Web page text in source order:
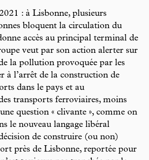
: à Lisbonne, plusieurs
bloquent la circulation du
accès au principal terminal de
veut par son action alerter sur
la pollution provoquée par les
à l’arrêt de la construction de
dans le pays et au
transports ferroviaires, moins
question « clivante », comme on
le nouveau langage libéral
de construire (ou non)
près de Lisbonne, reportée pour